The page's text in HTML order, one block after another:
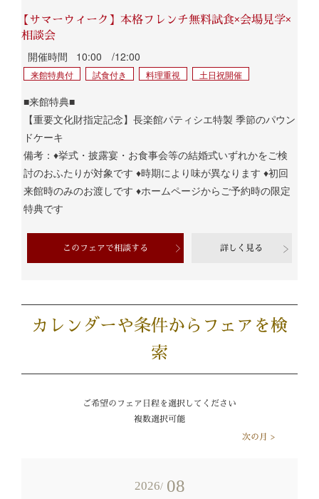
【サマーウィーク】本格フレンチ無料試食×会場見学×
相談会
開催時間 10:00 /12:00
来館特典付 試食付き 料理重視 土日祝開催
■来館特典■
【重要文化財指定記念】長楽館パティシエ特製 季節のパウン
ドケーキ
備考：♦挙式・披露宴・お食事会等の結婚式いずれかをご検
討のおふたりが対象です ♦時期により味が異なります ♦初回
来館時のみのお渡しです ♦ホームページからご予約時の限定
特典です
このフェアで相談する 詳しく見る
カレンダーや条件からフェアを検
索
ご希望のフェア日程を選択してください
複数選択可能
次の月 >
2026/ 08